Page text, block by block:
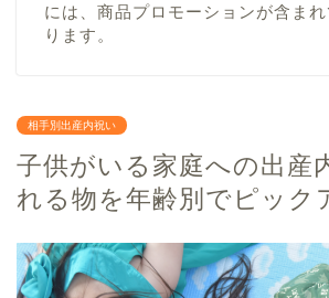
には、商品プロモーションが含ま
ります。
相手別出産内祝い
子供がいる家庭への出産
れる物を年齢別でピック